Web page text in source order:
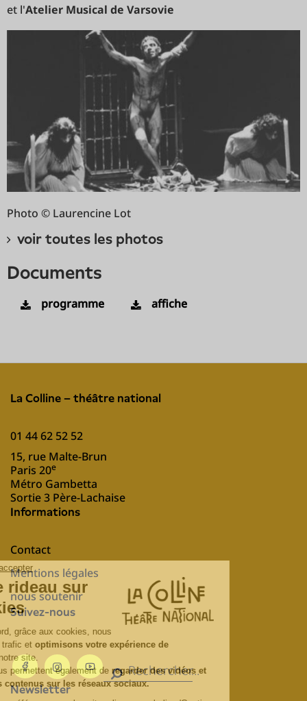
et l'Atelier Musical de Varsovie
Photo © Laurencine Lot
voir toutes les photos
documents
programme affiche
La Colline – théâtre national
01 44 62 52 52
15, rue Malte-Brun
Paris 20e
Métro Gambetta
Sortie 3 Père-Lachaise
Informations
Contact
Mentions légales
nous soutenir
Suivez-nous
Newsletter